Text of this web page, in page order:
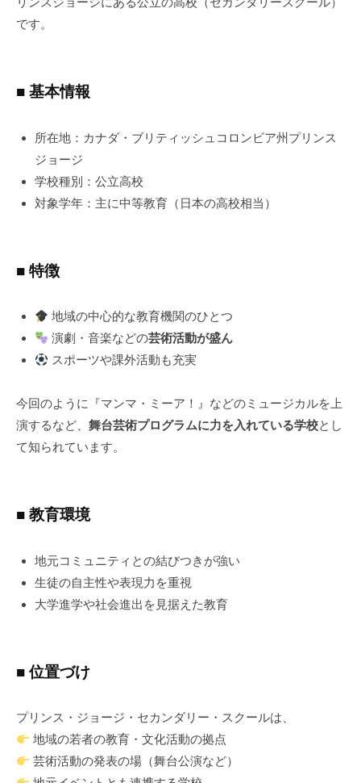
です。
■ 基本情報
所在地：カナダ・ブリティッシュコロンビア州プリンス
ジョージ
学校種別：公立高校
対象学年：主に中等教育（日本の高校相当）
■ 特徴
地域の中心的な教育機関のひとつ
演劇・音楽などの芸術活動が盛ん
スポーツや課外活動も充実
今回のように『マンマ・ミーア！』などのミュージカルを上
演するなど、 舞台芸術プログラムに力を入れている学校とし
て知られています。
■ 教育環境
地元コミュニティとの結びつきが強い
生徒の自主性や表現力を重視
大学進学や社会進出を見据えた教育
■ 位置づけ
プリンス・ジョージ・セカンダリー・スクールは、
地域の若者の教育・文化活動の拠点
芸術活動の発表の場（舞台公演など）